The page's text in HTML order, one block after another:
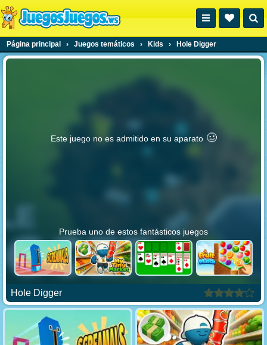
Página principal › Juegos temáticos › Kids › Hole Digger
Este juego no es admitido en su aparato 🥴️
Prueba uno de estos fantásticos juegos
Hole Digger